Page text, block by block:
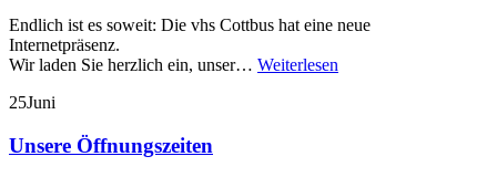
Endlich ist es soweit: Die vhs Cottbus hat eine neue
Internetpräsenz.
Wir laden Sie herzlich ein, unser… Weiterlesen
25Juni
Unsere Öffnungszeiten